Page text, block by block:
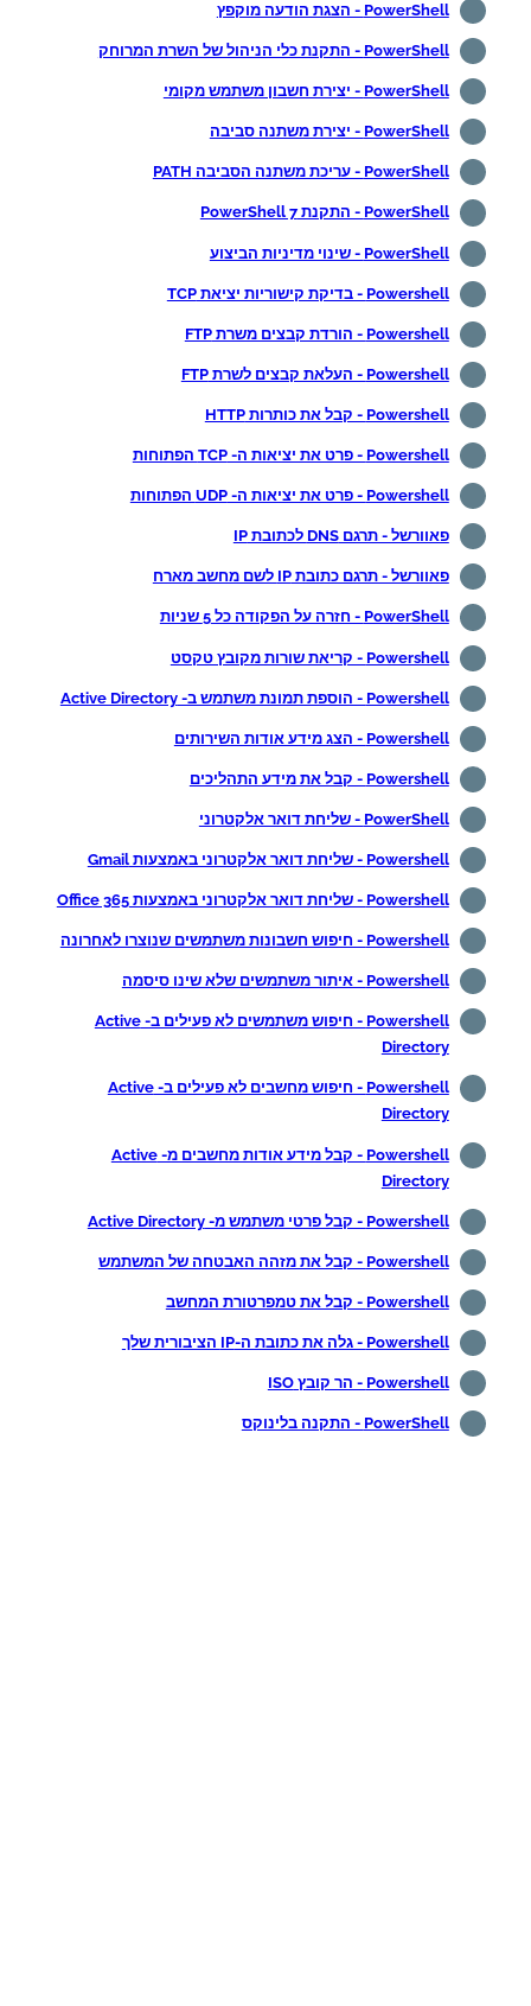
PowerShell - הצגת הודעה מוקפץ
PowerShell - התקנת כלי הניהול של השרת המרוחק
PowerShell - יצירת חשבון משתמש מקומי
PowerShell - יצירת משתנה סביבה
PowerShell - עריכת משתנה הסביבה PATH
PowerShell - התקנת PowerShell 7
PowerShell - שינוי מדיניות הביצוע
Powershell - בדיקת קישוריות יציאת TCP
Powershell - הורדת קבצים משרת FTP
Powershell - העלאת קבצים לשרת FTP
Powershell - קבל את כותרות HTTP
Powershell - פרט את יציאות ה- TCP הפתוחות
Powershell - פרט את יציאות ה- UDP הפתוחות
פאוורשל - תרגם DNS לכתובת IP
פאוורשל - תרגם כתובת IP לשם מחשב מארח
PowerShell - חזרה על הפקודה כל 5 שניות
Powershell - קריאת שורות מקובץ טקסט
Powershell - הוספת תמונת משתמש ב- Active Directory
Powershell - הצג מידע אודות השירותים
Powershell - קבל את מידע התהליכים
PowerShell - שליחת דואר אלקטרוני
Powershell - שליחת דואר אלקטרוני באמצעות Gmail
Powershell - שליחת דואר אלקטרוני באמצעות Office 365
Powershell - חיפוש חשבונות משתמשים שנוצרו לאחרונה
Powershell - איתור משתמשים שלא שינו סיסמה
Powershell - חיפוש משתמשים לא פעילים ב- Active
Directory
Powershell - חיפוש מחשבים לא פעילים ב- Active
Directory
Powershell - קבל מידע אודות מחשבים מ- Active
Directory
Powershell - קבל פרטי משתמש מ- Active Directory
Powershell - קבל את מזהה האבטחה של המשתמש
Powershell - קבל את טמפרטורת המחשב
Powershell - גלה את כתובת ה-IP הציבורית שלך
Powershell - הר קובץ ISO
PowerShell - התקנה בלינוקס